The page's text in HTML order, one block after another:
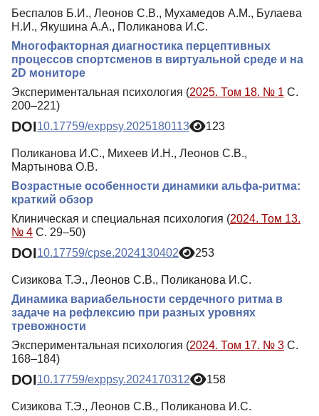
Беспалов Б.И., Леонов С.В., Мухамедов А.М., Булаева
Н.И., Якушина А.А., Поликанова И.С.
Многофакторная диагностика перцептивных
процессов спортсменов в виртуальной среде и на
2D мониторе
Экспериментальная психология (2025. Том 18. № 1 С.
200–221)
DOI10.17759/exppsy.2025180113 123
Поликанова И.С., Михеев И.Н., Леонов С.В.,
Мартынова О.В.
Возрастные особенности динамики альфа-ритма:
краткий обзор
Клиническая и специальная психология (2024. Том 13.
№ 4 С. 29–50)
DOI10.17759/cpse.2024130402 253
Сизикова Т.Э., Леонов С.В., Поликанова И.С.
Динамика вариабельности сердечного ритма в
задаче на рефлексию при разных уровнях
тревожности
Экспериментальная психология (2024. Том 17. № 3 С.
168–184)
DOI10.17759/exppsy.2024170312 158
Сизикова Т.Э., Леонов С.В., Поликанова И.С.